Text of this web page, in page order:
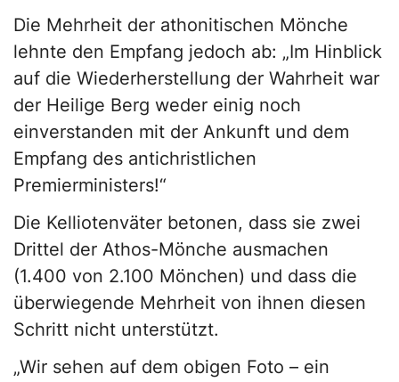
Die Mehrheit der athonitischen Mönche
lehnte den Empfang jedoch ab: „Im Hinblick
auf die Wiederherstellung der Wahrheit war
der Heilige Berg weder einig noch
einverstanden mit der Ankunft und dem
Empfang des antichristlichen
Premierministers!“
Die Kelliotenväter betonen, dass sie zwei
Drittel der Athos-Mönche ausmachen
(1.400 von 2.100 Mönchen) und dass die
überwiegende Mehrheit von ihnen diesen
Schritt nicht unterstützt.
„Wir sehen auf dem obigen Foto – ein